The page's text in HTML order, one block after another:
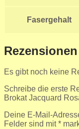
Fasergehalt
Rezensionen
Es gibt noch keine
Schreibe die erste
Brokat Jacquard
Deine E-Mail-
Felder sind mit*